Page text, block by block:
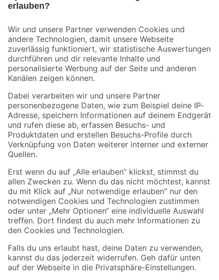
Der toom Newsletter: Keine Angebote und Aktionen mehr verpassen!
Zur Newsletter Anmeldung
Folge uns
Zahlungsarten Versandarten
Sicher einkaufen
Jetzt die toom-App herunterladen
Alle Preisangaben in EUR inkl. gesetzl. MwSt.. Die dargestellten Angebote sind unter
Umständen nicht in allen Märkten verfügbar. Die angegebenen Verfügbarkeiten beziehen